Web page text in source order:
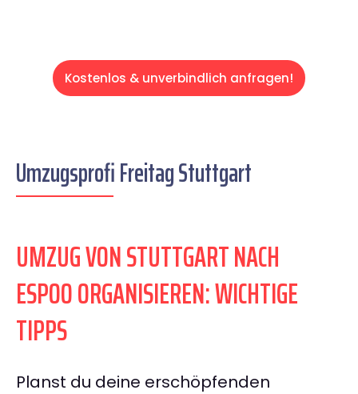
Kostenlos & unverbindlich anfragen!
Umzugsprofi Freitag Stuttgart
UMZUG VON STUTTGART NACH
ESPOO ORGANISIEREN: WICHTIGE
TIPPS
Planst du deine erschöpfenden